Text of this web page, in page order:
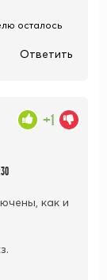
осталось
Ответить
как и
+1